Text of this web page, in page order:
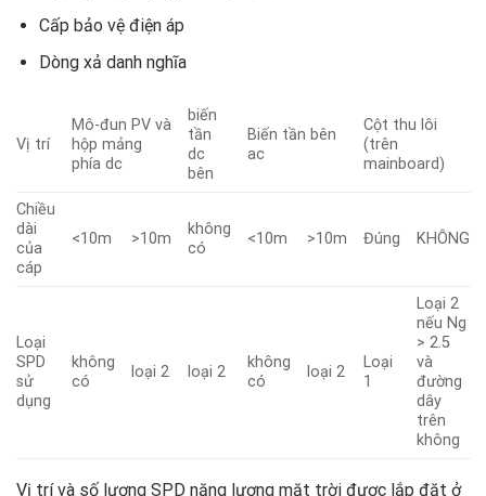
Cấp bảo vệ điện áp
Dòng xả danh nghĩa
Vị trí
Mô-đun PV và
hộp mảng
phía dc
biến
tần
dc
bên
Biến tần bên
ac
Cột thu lôi
(trên
mainboard)
Chiều
dài
của
cáp
<10m >10m
không
có
<10m >10m Đúng KHÔNG
Loại
SPD
sử
dụng
không
có
loại 2 loại 2
không
có
loại 2
Loại
1
Loại 2
nếu Ng
> 2.5
và
đường
dây
trên
không
Vị trí và số lượng SPD năng lượng mặt trời được lắp đặt ở